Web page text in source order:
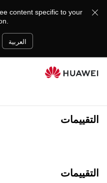
review
content specific to your
العربية
التقييمات
التقييمات